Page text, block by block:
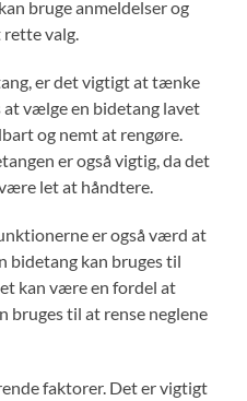
bruge anmeldelser og
valg.
er det vigtigt at tænke
at vælge en bidetang lavet
og nemt at rengøre.
er også vigtig, da det
let at håndtere.
er også værd at
bidetang kan bruges til
kan være en fordel at
bruges til at rense neglene
faktorer. Det er vigtigt